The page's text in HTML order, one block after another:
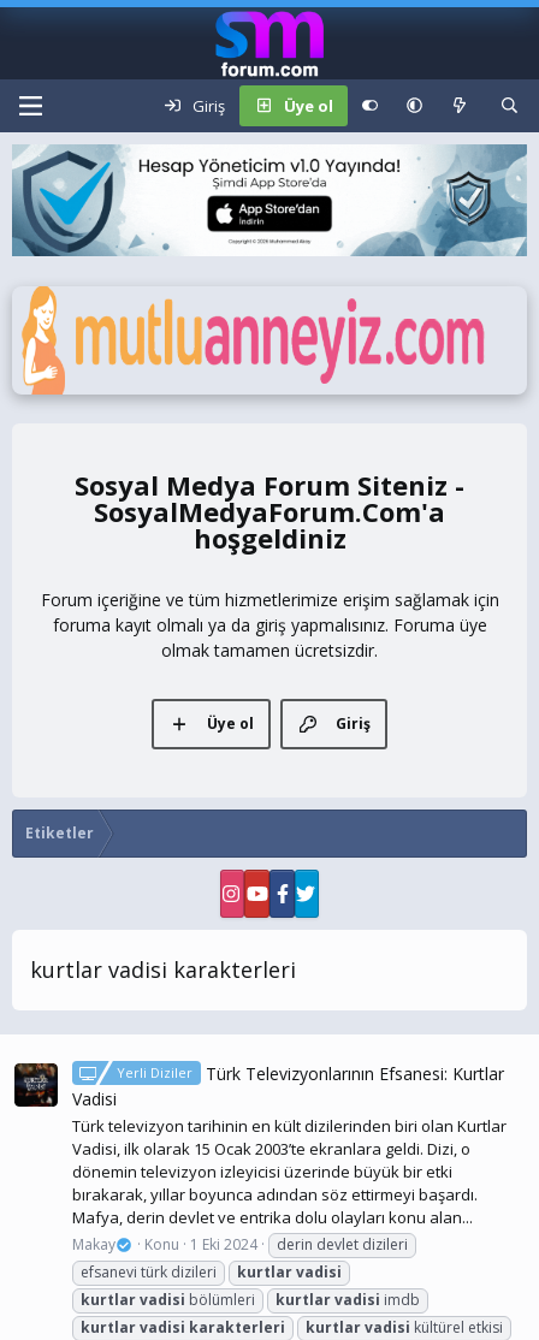
Giriş Üye ol
Sosyal Medya Forum Siteniz -
SosyalMedyaForum.Com
Forum içeriğine ve tüm hizmetlerimize erişim sağlamak için
foruma kayıt olmalı ya da giriş yapmalısınız. Foruma üye
olmak tamamen ücretsizdir.
Giriş
Üye ol
Etiketler
kurtlar vadisi karakterleri
Yerli Diziler
Türk Televizyonlarının Efsanesi: Kurtlar
Vadisi
Türk televizyon tarihinin en kült dizilerinden biri olan Kurtlar
Vadisi, ilk olarak 15 Ocak 2003’te ekranlara geldi. Dizi, o
dönemin televizyon izleyicisi üzerinde büyük bir etki
bırakarak, yıllar boyunca adından söz ettirmeyi başardı.
Mafya, derin devlet ve entrika dolu olayları konu alan...
Makay Konu 1 Eki 2024
derin devlet dizileri
efsanevi türk dizileri
kurtlarvadisi
kurtlarvadisi bölümleri kurtlarvadisi imdb
kurtlarvadisi karakterleri kurtlarvadisi kültürel etkisi